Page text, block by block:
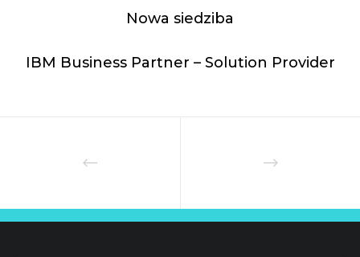
Nowa siedziba
IBM Business Partner – Solution Provider